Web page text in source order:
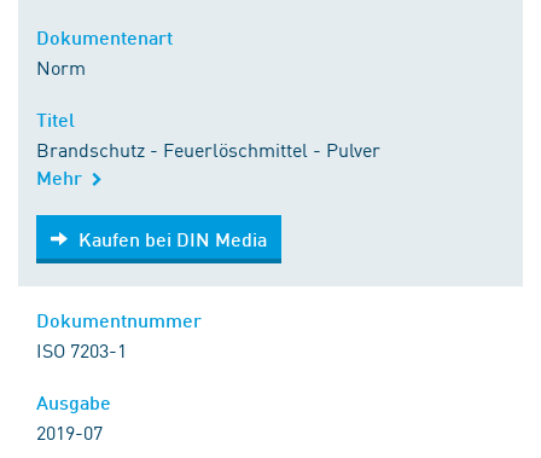
Norm
Brandschutz - Feuerlöschmittel - Pulver
Mehr
Kaufen bei DIN Media
Kaufen bei DIN Media
ISO 7203-1
2019-07